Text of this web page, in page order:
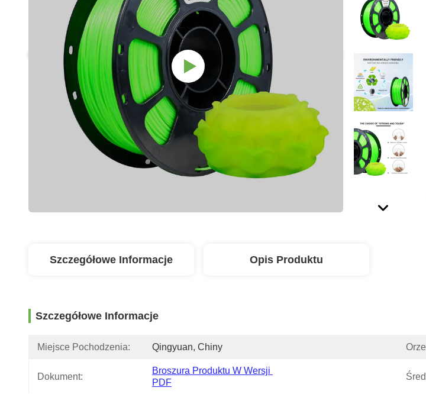
Szczegółowe Informacje Opis Produktu
Szczegółowe Informacje
Miejsce Pochodzenia: Qingyuan, Chiny
Dokument:
Broszura Produktu W Wersji
PDF